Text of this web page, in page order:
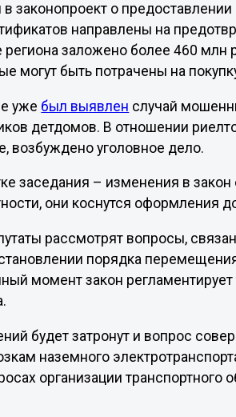
в законопроект о
направлены на
региона заложено более 460
могут быть потрачены на
уже был выявлен случай
детдомов. В отношении
возбуждено уголовное дело.
заседания – изменения в
они коснутся оформления
рассмотрят вопросы,
порядка
момент закон
будет затронут и вопрос
наземного
организации